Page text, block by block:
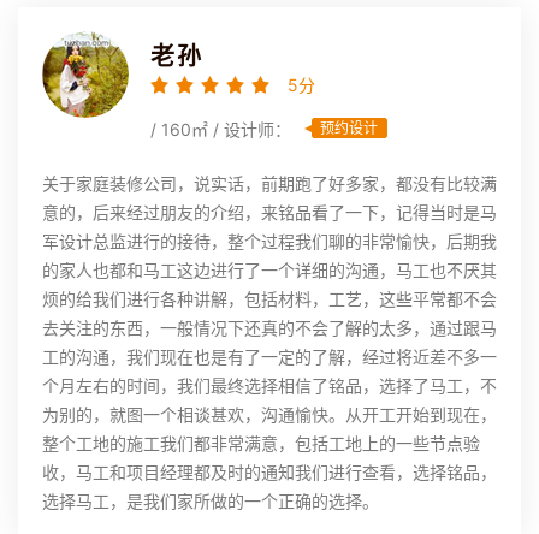
老孙
5分
/ 160㎡ / 设计师： 预约设计
关于家庭装修公司，说实话，前期跑了好多家，都没有比较满
意的，后来经过朋友的介绍，来铭品看了一下，记得当时是马
军设计总监进行的接待，整个过程我们聊的非常愉快，后期我
的家人也都和马工这边进行了一个详细的沟通，马工也不厌其
烦的给我们进行各种讲解，包括材料，工艺，这些平常都不会
去关注的东西，一般情况下还真的不会了解的太多，通过跟马
工的沟通，我们现在也是有了一定的了解，经过将近差不多一
个月左右的时间，我们最终选择相信了铭品，选择了马工，不
为别的，就图一个相谈甚欢，沟通愉快。从开工开始到现在，
整个工地的施工我们都非常满意，包括工地上的一些节点验
收，马工和项目经理都及时的通知我们进行查看，选择铭品，
选择马工，是我们家所做的一个正确的选择。